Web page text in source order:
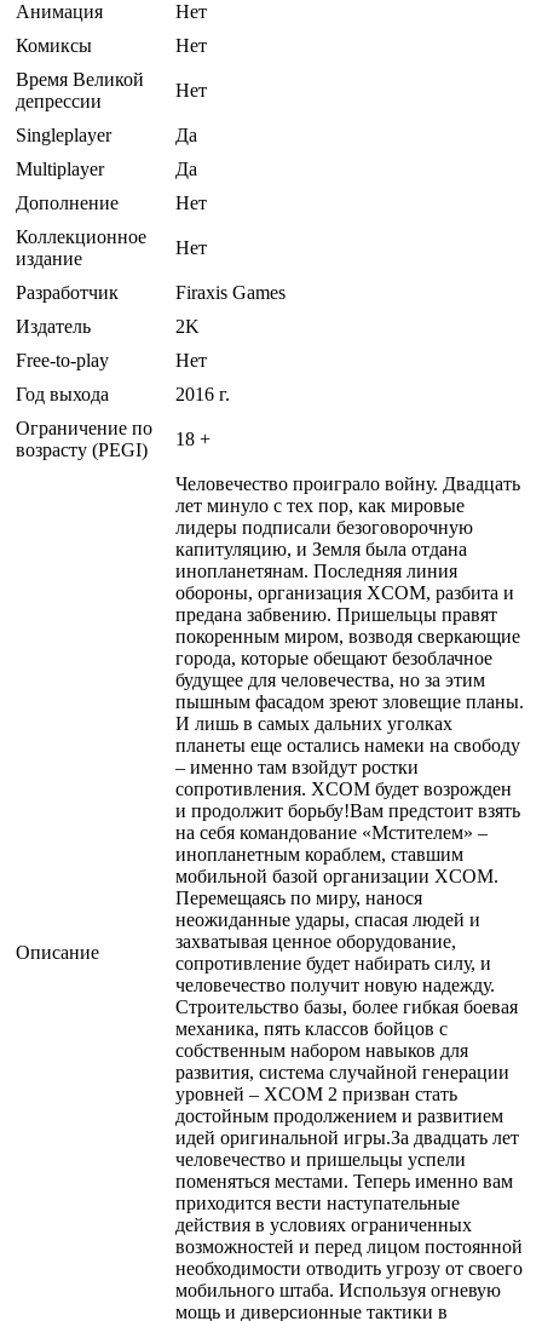
Анимация
Нет
Комиксы
Нет
Время Великой
депрессии
Нет
Singleplayer
Да
Multiplayer
Да
Дополнение
Нет
Коллекционное
издание
Нет
Разработчик
Firaxis Games
Издатель
2K
Free-to-play
Нет
Год выхода
2016 г.
Ограничение по
возрасту (PEGI)
18 +
Описание
Человечество проиграло войну. Двадцать
лет минуло с тех пор, как мировые
лидеры подписали безоговорочную
капитуляцию, и Земля была отдана
инопланетянам. Последняя линия
обороны, организация XCOM, разбита и
предана забвению. Пришельцы правят
покоренным миром, возводя сверкающие
города, которые обещают безоблачное
будущее для человечества, но за этим
пышным фасадом зреют зловещие планы.
И лишь в самых дальних уголках
планеты еще остались намеки на свободу
– именно там взойдут ростки
сопротивления. XCOM будет возрожден
и продолжит борьбу!Вам предстоит взять
на себя командование «Мстителем» –
инопланетным кораблем, ставшим
мобильной базой организации XCOM.
Перемещаясь по миру, нанося
неожиданные удары, спасая людей и
захватывая ценное оборудование,
сопротивление будет набирать силу, и
человечество получит новую надежду.
Строительство базы, более гибкая боевая
механика, пять классов бойцов с
собственным набором навыков для
развития, система случайной генерации
уровней – XCOM 2 призван стать
достойным продолжением и развитием
идей оригинальной игры.За двадцать лет
человечество и пришельцы успели
поменяться местами. Теперь именно вам
приходится вести наступательные
действия в условиях ограниченных
возможностей и перед лицом постоянной
необходимости отводить угрозу от своего
мобильного штаба. Используя огневую
мощь и диверсионные тактики в